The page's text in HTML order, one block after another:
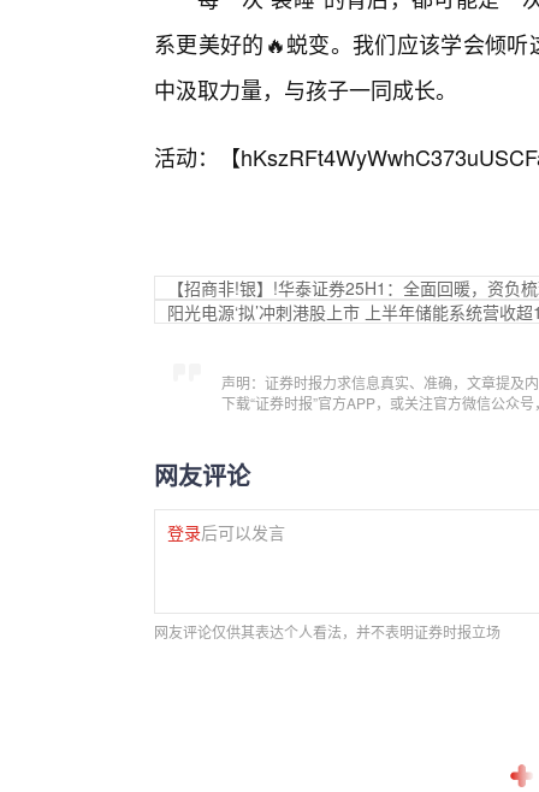
系更美好的🔥蜕变。我们应该学会倾
中汲取力量，与孩子一同成长。
活动：【
【招商非!银】!华泰证券25H1：全面回暖，资负
阳光电源‘拟’冲刺港股上市 上半年储能系统营收
声明：证券时报力求信息真实、准确，文章提及
下载“证券时报”官方APP，或关注官方微信公众
网友评论
登录后可以发言
网友评论仅供其表达个人看法，并不表明证券时报立场